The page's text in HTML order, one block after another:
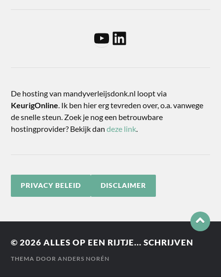
De hosting van mandyverleijsdonk.nl loopt via
KeurigOnline . Ik ben hier erg tevreden over, o.a. vanwege
de snelle steun. Zoek je nog een betrouwbare
hostingprovider? Bekijk dandeze link
PRIVACY BELEID DISCLAIMER
© 2026ALLES OP EEN RIJTJE... SCHRIJVEN
THEMA DOORANDERS NORÉN